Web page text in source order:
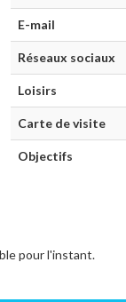
E-mail
Réseaux sociaux
Loisirs
Carte de visite
Objectifs
pour l'instant.